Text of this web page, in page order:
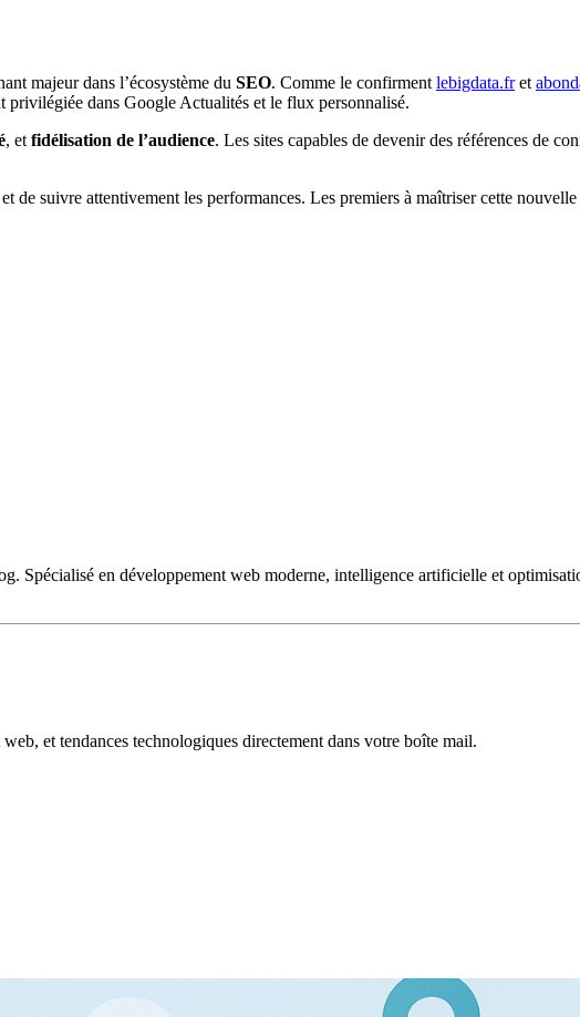
majeur dans l’écosystème du SEO. Comme le confirment lebigdata.fret
privilégiée dans Google Actualités et le flux personnalisé.
, et fidélisation de l’audience. Les sites capables de devenir des références de
de suivre attentivement les performances. Les premiers à maîtriser cette
Spécialisé en développement web moderne, intelligence artificielle et
et tendances technologiques directement dans votre boîte mail.